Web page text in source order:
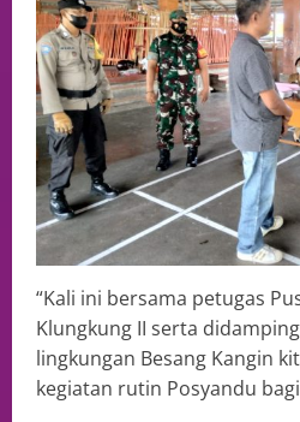
“Kali ini bersama petugas
Klungkung II serta
lingkungan Besang Kangin
kegiatan rutin Posyandu